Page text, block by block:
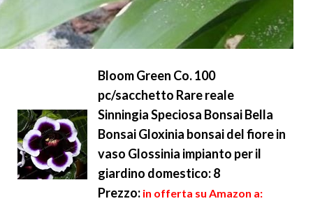
Bloom Green Co. 100
pc/sacchetto Rare reale
Sinningia Speciosa Bonsai Bella
Bonsai Gloxinia bonsai del fiore in
vaso Glossinia impianto per il
giardino domestico: 8
Prezzo: in offerta su Amazon a: